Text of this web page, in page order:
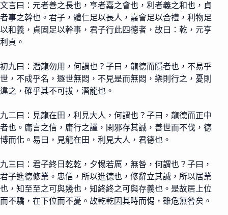
文言曰：元者善之長也，亨者嘉之會也，利者義之和也，貞
者事之幹也。君子，體仁足以長人，嘉會足以合禮，利物足
以和義，貞固足以幹事，君子行此四德者，故曰：乾，元亨
利貞。
初九曰：潛龍勿用，何謂也？子曰，龍德而隱者也，不易乎
世，不成乎名，遯世無悶，不見是而無悶，樂則行之，憂則
違之，確乎其不可拔，潛龍也。
九二曰：見龍在田，利見大人，何謂也？子曰，龍德而正中
者也。庸言之信，庸行之謹，閑邪存其誠，善世而不伐，德
博而化。易曰，見龍在田，利見大人，君德也。
九三曰：君子終日乾乾，夕惕若厲，無咎，何謂也？子曰，
君子進德修業。忠信，所以進德也，修辭立其誠，所以居業
也，知至至之可與幾也，知終終之可與存義也。是故居上位
而不驕，在下位而不憂。故乾乾因其時而惕，雖危無咎矣。